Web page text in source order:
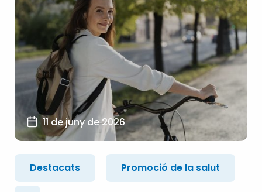
11 de juny de 2026
Destacats Promoció de la salut